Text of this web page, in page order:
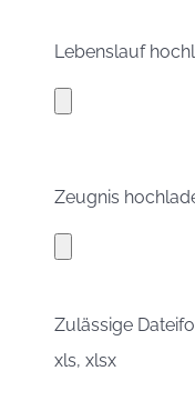
Lebenslauf
Zeugnis
Zulässige
xls, xlsx